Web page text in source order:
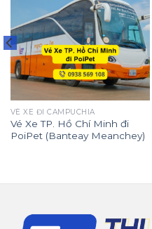
VÉ XE ĐI CAMPUCHIA
Vé Xe TP. Hồ Chí Minh đi
PoiPet (Banteay Meanchey)